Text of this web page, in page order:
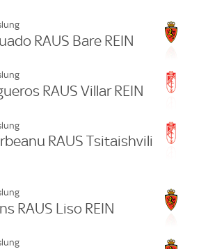
RAUS Bare REIN
RAUS Villar REIN
RAUS Tsitaishvili
RAUS Liso REIN